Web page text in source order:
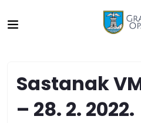
Sastanak
– 28. 2. 2022.